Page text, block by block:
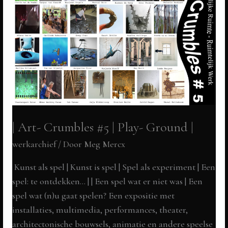
| Art- Crumbles #5 | Play- Ground |
werkarchief/ Door Meg Mercx
Kunst als spel | Kunst is spel | Spel als experiment | Een
spel: te ontdekken… | | Een spel wat er niet was | Een
spel wat (n)u gaat spelen? Een expositie met
installaties, multimedia, performances, theater,
architectonische bouwsels, animatie en andere speelse